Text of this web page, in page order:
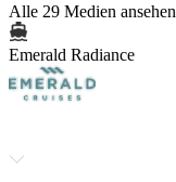
Alle 29 Medien ansehen
Emerald Radiance